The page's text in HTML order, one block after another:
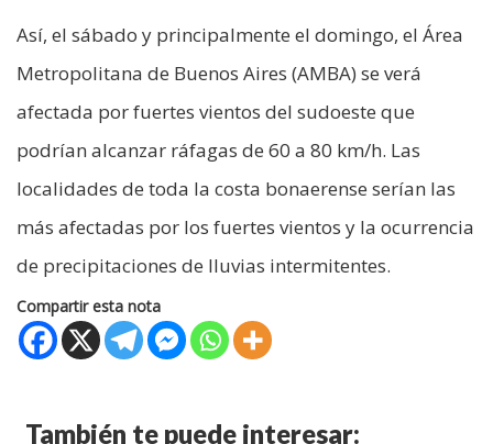
Así, el sábado y principalmente el domingo, el Área
Metropolitana de Buenos Aires (AMBA) se verá
afectada por fuertes vientos del sudoeste que
podrían alcanzar ráfagas de 60 a 80 km/h. Las
localidades de toda la costa bonaerense serían las
más afectadas por los fuertes vientos y la ocurrencia
de precipitaciones de lluvias intermitentes.
Compartir esta nota
También te puede interesar: